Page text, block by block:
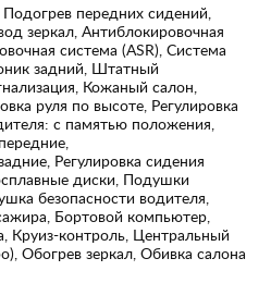
передних сидений,
зеркал, Антиблокировочная
система (ASR), Система
задний, Штатный
Кожаный салон,
руля по высоте, Регулировка
с памятью положения,
Регулировка сидения
диски, Подушки
безопасности водителя,
Бортовой компьютер,
Круиз-контроль, Центральный
Обогрев зеркал, Обивка салона